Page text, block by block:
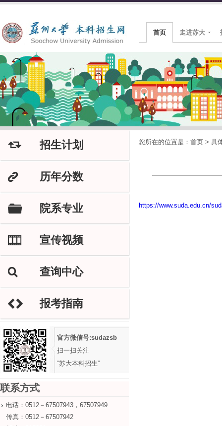
首页 走进苏大
J 招生计划
K 历年分数
F 院系专业
M 宣传视频
L 查询中心
H 报考指南
官方微信号:sudazsb
扫一扫关注
“苏大本科招生”
联系方式
电话：0512－67507943，67507949
传真：0512－67507942
您所在的位置是： 首页 > 具
https://www.suda.edu.cn/